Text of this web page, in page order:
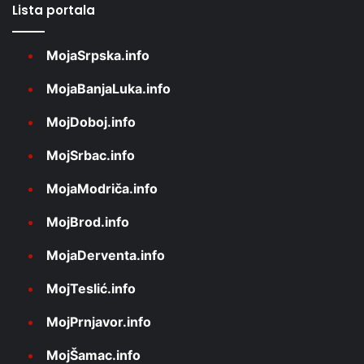
Lista portala
MojaSrpska.info
MojaBanjaLuka.info
MojDoboj.info
MojSrbac.info
MojaModriča.info
MojBrod.info
MojaDerventa.info
MojTeslić.info
MojPrnjavor.info
MojŠamac.info